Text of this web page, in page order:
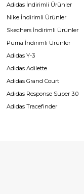
Adidas İndirimli Ürünler
Nike İndirimli Ürünler
Skechers İndirimli Ürünler
Puma İndirimli Ürünler
Adidas Y-3
Adidas Adilette
Adidas Grand Court
Adidas Response Super 3.0
Adidas Tracefinder